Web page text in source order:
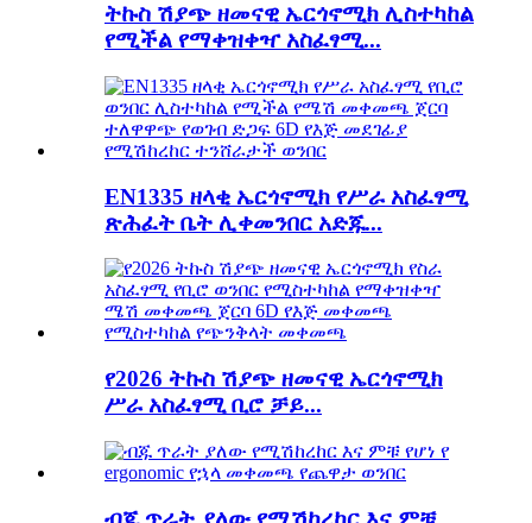
ትኩስ ሽያጭ ዘመናዊ ኤርጎኖሚክ ሊስተካከል
የሚችል የማቀዝቀዣ አስፈፃሚ...
EN1335 ዘላቂ ኤርጎኖሚክ የሥራ አስፈፃሚ
ጽሕፈት ቤት ሊቀመንበር አድጁ...
የ2026 ትኩስ ሽያጭ ዘመናዊ ኤርጎኖሚክ
ሥራ አስፈፃሚ ቢሮ ቻይ...